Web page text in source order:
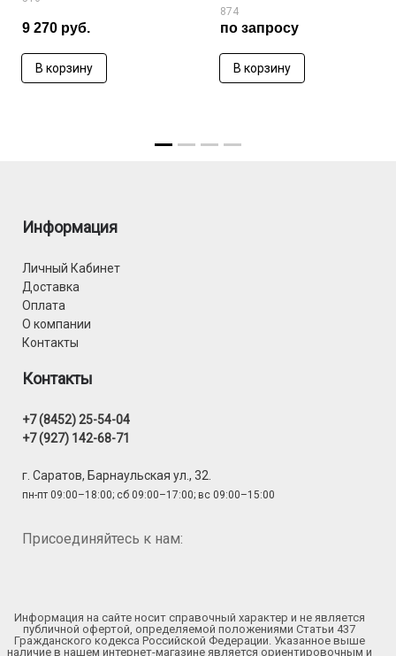
9 270 руб.
В корзину
874
по запросу
В корзину
Информация
Личный Кабинет
Доставка
Оплата
О компании
Контакты
Контакты
+7 (8452) 25-54-04
+7 (927) 142-68-71
г. Саратов, Барнаульская ул., 32.
пн-пт 09:00–18:00; сб 09:00–17:00; вс 09:00–15:00
Присоединяйтесь к нам:
Информация на сайте носит справочный характер и не является
публичной офертой, определяемой положениями Статьи 437
Гражданского кодекса Российской Федерации. Указанное выше
наличие в нашем интернет-магазине является ориентировочным и